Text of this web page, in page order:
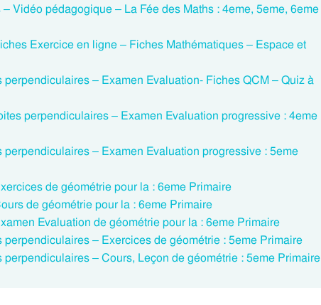
Vidéo pédagogique – La Fée des Maths : 4eme, 5eme, 6eme
Exercice en ligne – Fiches Mathématiques – Espace et
perpendiculaires – Examen Evaluation- Fiches QCM – Quiz à
perpendiculaires – Examen Evaluation progressive : 4eme
perpendiculaires – Examen Evaluation progressive : 5eme
de géométrie pour la : 6eme Primaire
de géométrie pour la : 6eme Primaire
Evaluation de géométrie pour la : 6eme Primaire
perpendiculaires – Exercices de géométrie : 5eme Primaire
perpendiculaires – Cours, Leçon de géométrie : 5eme Primaire